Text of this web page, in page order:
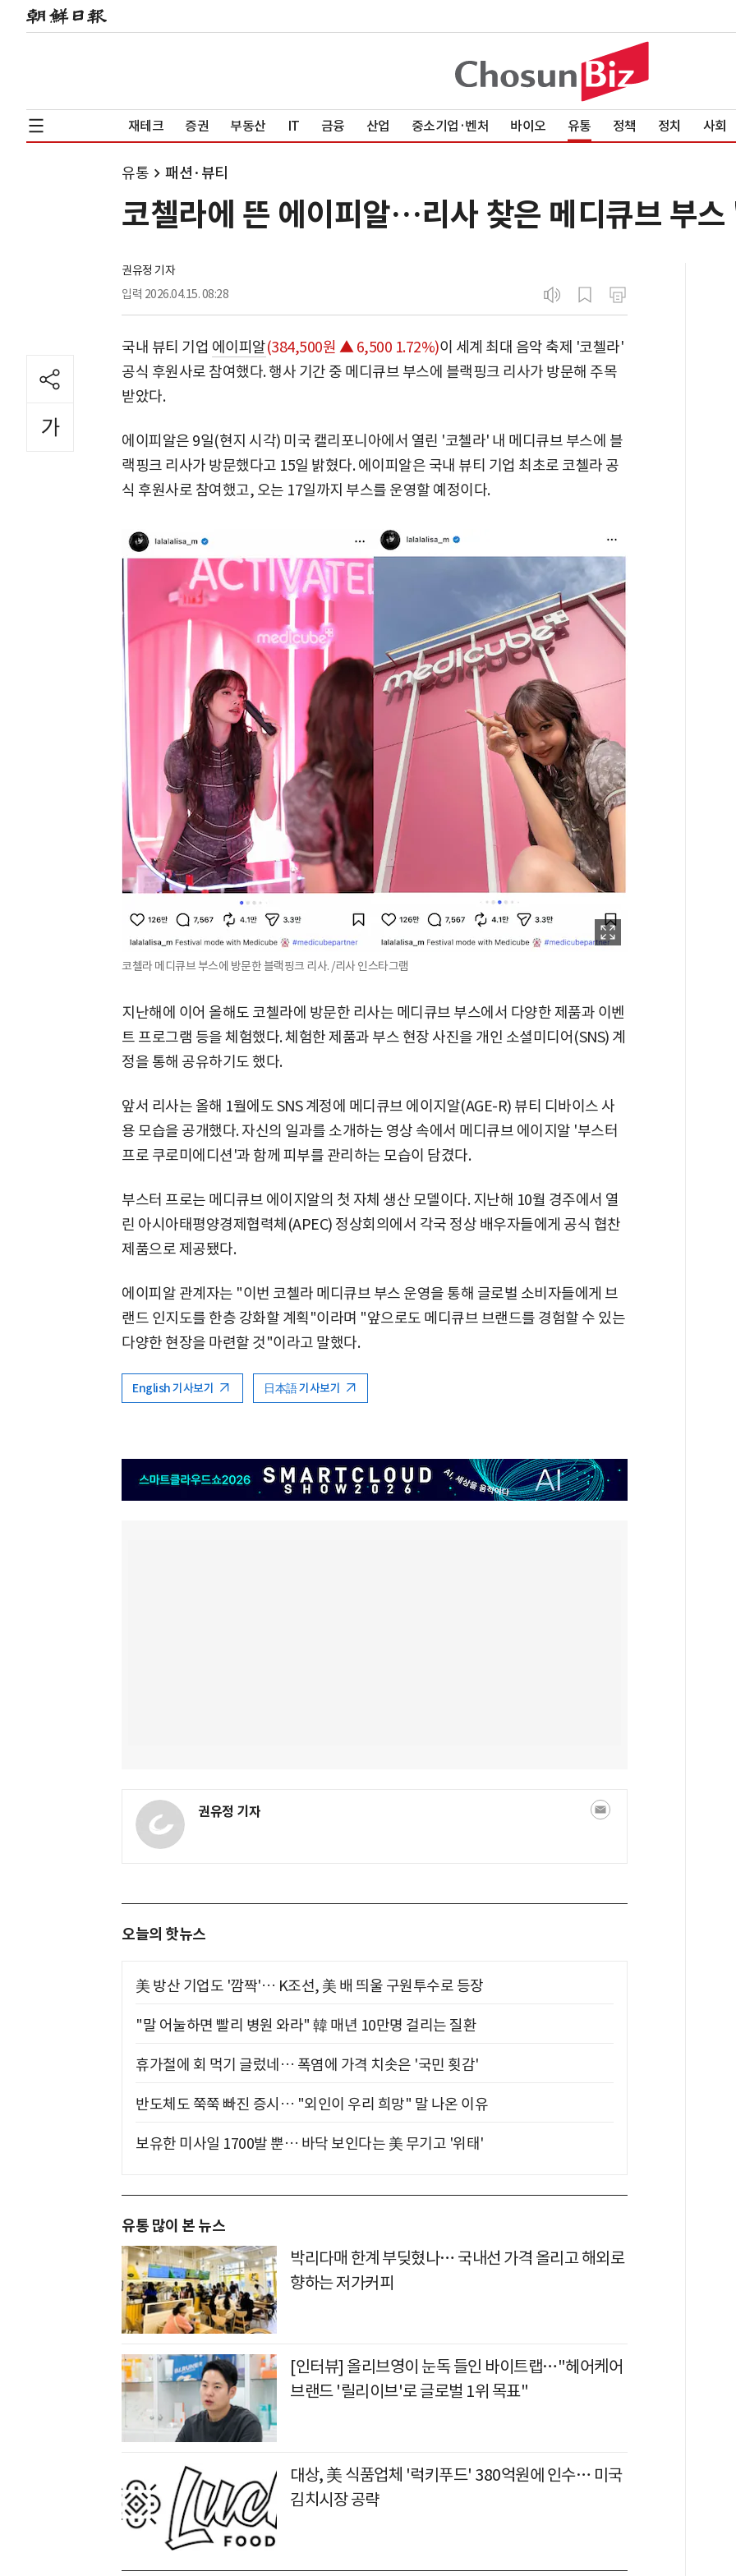
재테크 증권 부동산 IT 금융 산업 중소기업·벤처 바이오 유통 정책 정치 사회
유통 패션·뷰티
코첼라에 뜬 에이피알…리사 찾은 메디큐브 부
권유정 기자
입력 2026.04.15. 08:28
국내 뷰티 기업 에이피알(384,500원 ▲ 6,500 1.72%)이 세계 최대 음악 축제 '코첼라'
공식 후원사로 참여했다. 행사 기간 중 메디큐브 부스에 블랙핑크 리사가 방문해 주목
받았다.
에이피알은 9일(현지 시각) 미국 캘리포니아에서 열린 '코첼라' 내 메디큐브 부스에 블
랙핑크 리사가 방문했다고 15일 밝혔다. 에이피알은 국내 뷰티 기업 최초로 코첼라 공
식 후원사로 참여했고, 오는 17일까지 부스를 운영할 예정이다.
코첼라 메디큐브 부스에 방문한 블랙핑크 리사. /리사 인스타그램
지난해에 이어 올해도 코첼라에 방문한 리사는 메디큐브 부스에서 다양한 제품과 이벤
트 프로그램 등을 체험했다. 체험한 제품과 부스 현장 사진을 개인 소셜미디어(SNS) 계
정을 통해 공유하기도 했다.
앞서 리사는 올해 1월에도 SNS 계정에 메디큐브 에이지알(AGE-R) 뷰티 디바이스 사
용 모습을 공개했다. 자신의 일과를 소개하는 영상 속에서 메디큐브 에이지알 '부스터
프로 쿠로미에디션'과 함께 피부를 관리하는 모습이 담겼다.
부스터 프로는 메디큐브 에이지알의 첫 자체 생산 모델이다. 지난해 10월 경주에서 열
린 아시아태평양경제협력체(APEC) 정상회의에서 각국 정상 배우자들에게 공식 협찬
제품으로 제공됐다.
에이피알 관계자는 "이번 코첼라 메디큐브 부스 운영을 통해 글로벌 소비자들에게 브
랜드 인지도를 한층 강화할 계획"이라며 "앞으로도 메디큐브 브랜드를 경험할 수 있는
다양한 현장을 마련할 것"이라고 말했다.
English 기사보기 日本語 기사보기
권유정 기자
오늘의 핫뉴스
美 방산 기업도 '깜짝'… K조선, 美 배 띄울 구원투수로 등장
"말 어눌하면 빨리 병원 와라" 韓 매년 10만명 걸리는 질환
휴가철에 회 먹기 글렀네… 폭염에 가격 치솟은 '국민 횟감'
반도체도 쭉쭉 빠진 증시… "외인이 우리 희망" 말 나온 이유
보유한 미사일 1700발 뿐… 바닥 보인다는 美 무기고 '위태'
유통 많이 본 뉴스
박리다매 한계 부딪혔나… 국내선 가격 올리고 해외로
향하는 저가커피
[인터뷰] 올리브영이 눈독 들인 바이트랩…"헤어케어
브랜드 '릴리이브'로 글로벌 1위 목표"
대상, 美 식품업체 '럭키푸드' 380억원에 인수… 미국
김치시장 공략